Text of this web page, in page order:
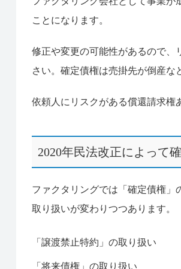
ことになります。
修正や変更の可能性があるので、
さい。確定債権は売掛先が倒産な
依頼人にリスクがある償還請求権
2020年民法改正によって
ファクタリングでは「確定債権
取り扱いが変わりつつあります。
「譲渡禁止特約」の取り扱い
「将来債権」の取り扱い